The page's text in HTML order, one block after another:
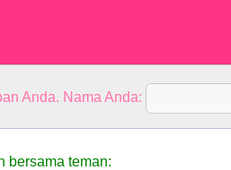
Anda. Nama Anda:
bersama teman: